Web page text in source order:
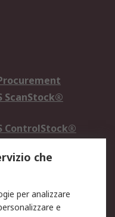
ScanStock®
ControlStock®
Privacy -
che
per analizzare
e